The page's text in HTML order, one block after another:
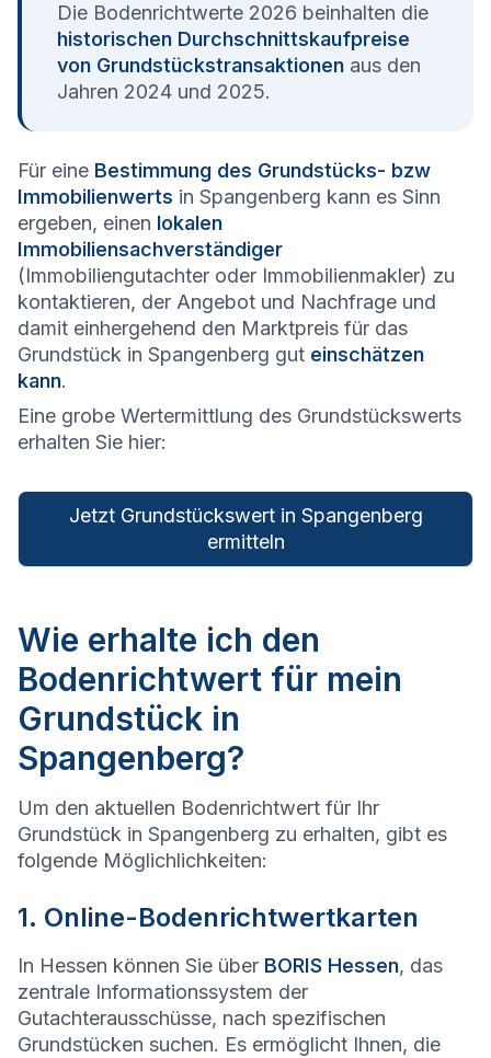
Die Bodenrichtwerte 2026 beinhalten die
historischen Durchschnittskaufpreise
von Grundstückstransaktionen aus den
Jahren 2024 und 2025.
Für eine Bestimmung des Grundstücks- bzw
Immobilienwerts in Spangenberg kann es Sinn
ergeben, einen lokalen
Immobiliensachverständiger
(Immobiliengutachter oder Immobilienmakler) zu
kontaktieren, der Angebot und Nachfrage und
damit einhergehend den Marktpreis für das
Grundstück in Spangenberg gut einschätzen
kann.
Eine grobe Wertermittlung des Grundstückswerts
erhalten Sie hier:
Jetzt Grundstückswert in Spangenberg
ermitteln
Wie erhalte ich den
Bodenrichtwert für mein
Grundstück in
Spangenberg?
Um den aktuellen Bodenrichtwert für Ihr
Grundstück in Spangenberg zu erhalten, gibt es
folgende Möglichlichkeiten:
1. Online-Bodenrichtwertkarten
In Hessen können Sie über BORIS Hessen, das
zentrale Informationssystem der
Gutachterausschüsse, nach spezifischen
Grundstücken suchen. Es ermöglicht Ihnen, die